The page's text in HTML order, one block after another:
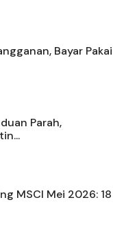
Bayar Pakai
Parah,
MSCI Mei 2026: 18